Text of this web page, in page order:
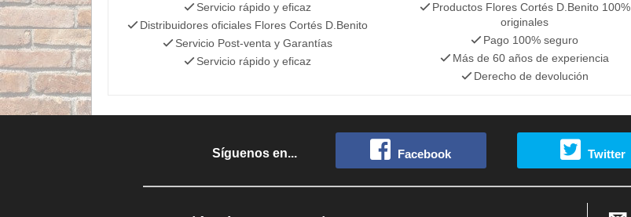
Servicio rápido y eficaz
Distribuidores oficiales Flores Cortés D.Benito
Servicio Post-venta y Garantías
Servicio rápido y eficaz
Productos Flores Cortés D.Benito 100%
originales
Pago 100% seguro
Más de 60 años de experiencia
Derecho de devolución
Síguenos en... Facebook Twitter